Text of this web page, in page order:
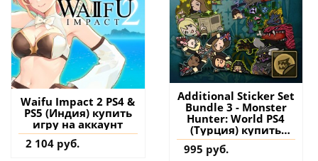
Waifu Impact 2 PS4 &
PS5 (Индия) купить
игру на аккаунт
2 104 руб.
Additional Sticker Set
Bundle 3 - Monster
Hunter: World PS4
(Турция) купить
дополнение на
аккаунт
995 руб.